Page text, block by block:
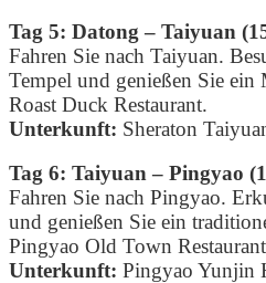
Tag 5: Datong – Taiyuan
Fahren Sie nach Taiyuan.
Tempel und genießen Sie ein
Roast Duck Restaurant.
Unterkunft: Sheraton
Tag 6: Taiyuan – Pingyao
Fahren Sie nach Pingyao.
und genießen Sie ein
Pingyao Old Town
Unterkunft: Pingyao Yunjin